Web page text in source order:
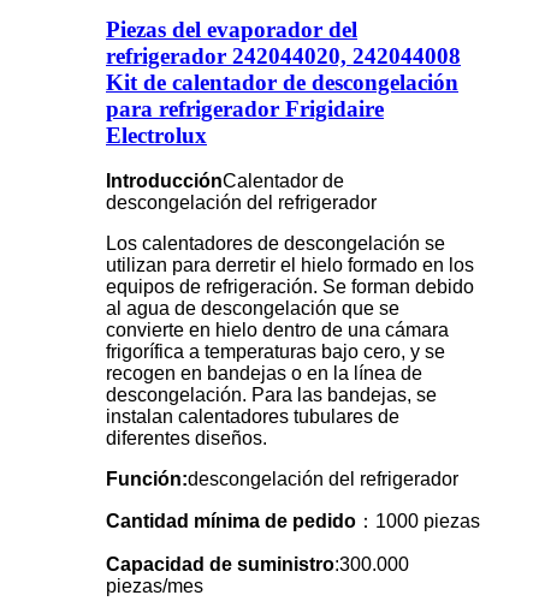
Piezas del evaporador del
refrigerador 242044020, 242044008
Kit de calentador de descongelación
para refrigerador Frigidaire
Electrolux
IntroducciónCalentador de
descongelación del refrigerador
Los calentadores de descongelación se
utilizan para derretir el hielo formado en los
equipos de refrigeración. Se forman debido
al agua de descongelación que se
convierte en hielo dentro de una cámara
frigorífica a temperaturas bajo cero, y se
recogen en bandejas o en la línea de
descongelación. Para las bandejas, se
instalan calentadores tubulares de
diferentes diseños.
Función:descongelación del refrigerador
Cantidad mínima de pedido ：1000 piezas
Capacidad de suministro:300.000
piezas/mes